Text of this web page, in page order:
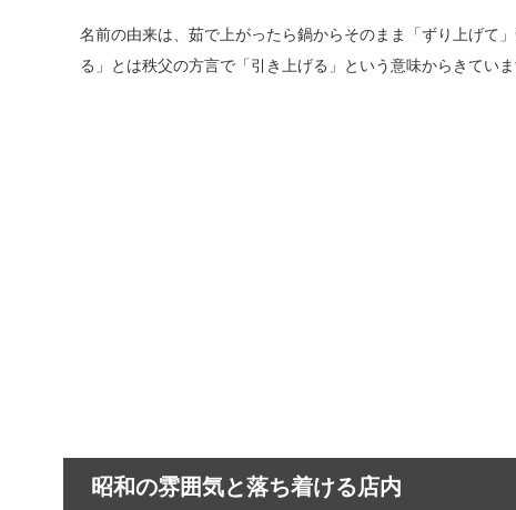
名前の由来は、茹で上がったら鍋からそのまま「ずり上げて
る」とは秩父の方言で「引き上げる」という意味からきていま
昭和の雰囲気と落ち着ける店内